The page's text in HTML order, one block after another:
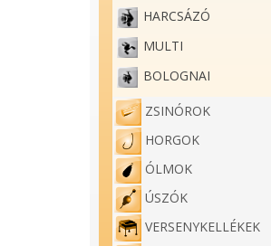
HARCSÁZÓ
MULTI
BOLOGNAI
ZSINÓROK
HORGOK
ÓLMOK
ÚSZÓK
VERSENYKELLÉKEK